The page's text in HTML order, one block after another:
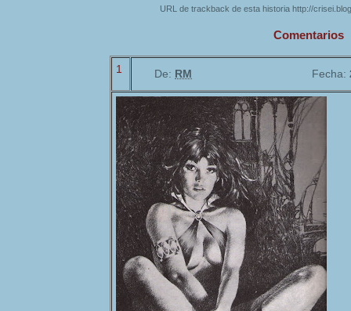
URL de trackback de esta historia http://
Comentarios
1 De: RM Fecha: